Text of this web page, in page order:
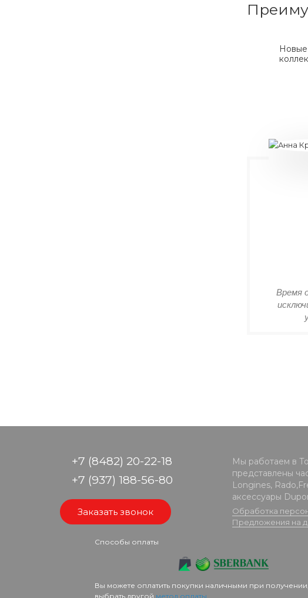
Новые
Время
+7 (8482) 20-22-18
+7 (937) 188-56-80
Заказать звонок
Мы работаем в
представлены
Longines,
аксессуары
Обработка
Предложения на
Способы оплаты
Вы можете оплатить покупки наличными при
выбрать другой метод оплаты